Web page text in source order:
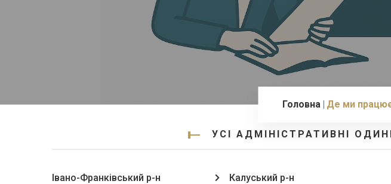
Головна Де ми
УСІ АДМІНІСТРАТИВНІ
Івано-Франківський р-н
Калуський р-н